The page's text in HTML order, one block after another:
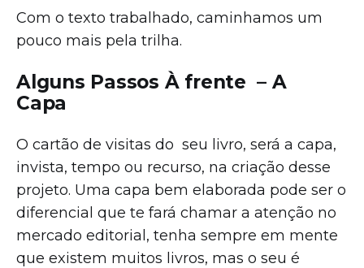
Com o texto trabalhado, caminhamos um
pouco mais pela trilha.
Alguns Passos À frente – A
Capa
O cartão de visitas do seu livro, será a capa,
invista, tempo ou recurso, na criação desse
projeto. Uma capa bem elaborada pode ser o
diferencial que te fará chamar a atenção no
mercado editorial, tenha sempre em mente
que existem muitos livros, mas o seu é